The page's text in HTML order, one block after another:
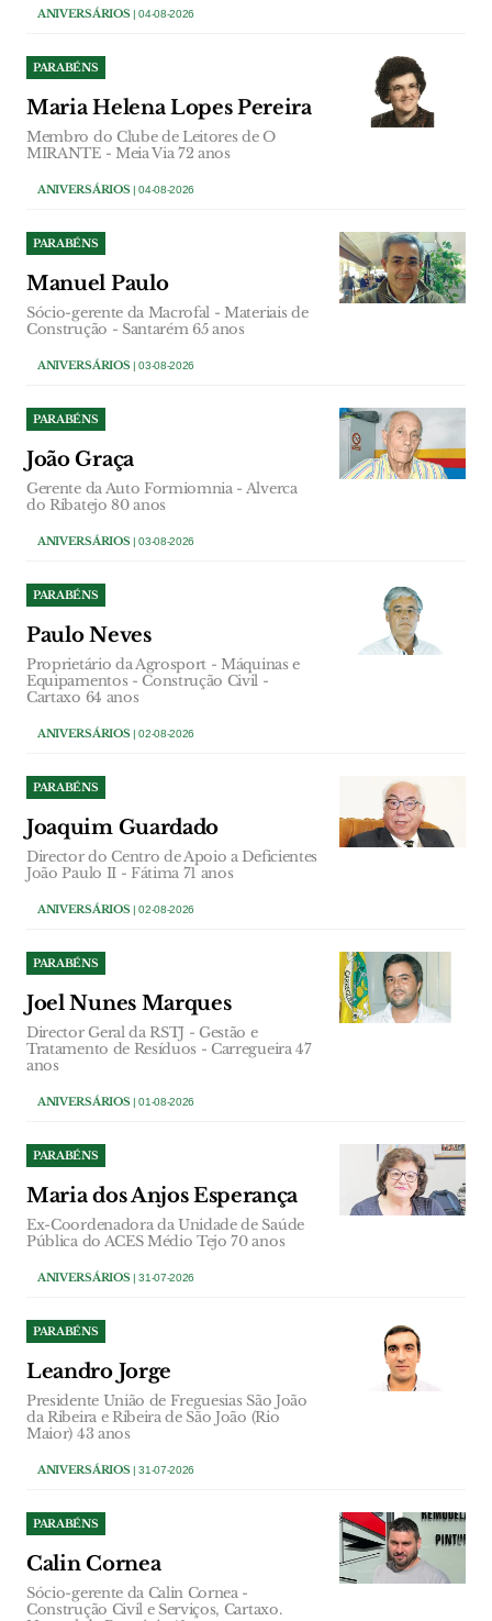
ANIVERSÁRIOS| 04-08-2026
PARABÉNS
Maria Helena Lopes Pereira
Membro do Clube de Leitores de O
MIRANTE - Meia Via 72 anos
ANIVERSÁRIOS| 04-08-2026
PARABÉNS
Manuel Paulo
Sócio-gerente da Macrofal - Materiais de
Construção - Santarém 65 anos
ANIVERSÁRIOS| 03-08-2026
PARABÉNS
João Graça
Gerente da Auto Formiomnia - Alverca
do Ribatejo 80 anos
ANIVERSÁRIOS| 03-08-2026
PARABÉNS
Paulo Neves
Proprietário da Agrosport - Máquinas e
Equipamentos - Construção Civil -
Cartaxo 64 anos
ANIVERSÁRIOS| 02-08-2026
PARABÉNS
Joaquim Guardado
Director do Centro de Apoio a Deficientes
João Paulo II - Fátima 71 anos
ANIVERSÁRIOS| 02-08-2026
PARABÉNS
Joel Nunes Marques
Director Geral da RSTJ - Gestão e
Tratamento de Resíduos - Carregueira 47
anos
ANIVERSÁRIOS| 01-08-2026
PARABÉNS
Maria dos Anjos Esperança
Ex-Coordenadora da Unidade de Saúde
Pública do ACES Médio Tejo 70 anos
ANIVERSÁRIOS| 31-07-2026
PARABÉNS
Leandro Jorge
Presidente União de Freguesias São João
da Ribeira e Ribeira de São João (Rio
Maior) 43 anos
ANIVERSÁRIOS| 31-07-2026
PARABÉNS
Calin Cornea
Sócio-gerente da Calin Cornea -
Construção Civil e Serviços, Cartaxo.